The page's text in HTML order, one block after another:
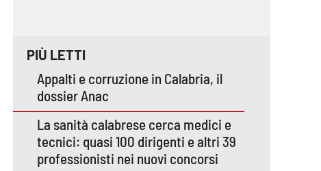
PIÙ LETTI
Appalti e corruzione in Calabria, il
dossier Anac
La sanità calabrese cerca medici e
tecnici: quasi 100 dirigenti e altri 39
professionisti nei nuovi concorsi